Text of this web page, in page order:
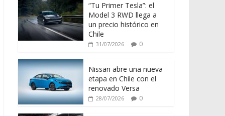
“Tu Primer Tesla”: el
Model 3 RWD llega a
un precio histórico en
Chile
31/07/2026 0
Nissan abre una nueva
etapa en Chile con el
renovado Versa
28/07/2026 0